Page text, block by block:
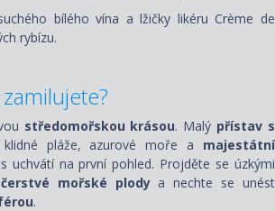
bílého vína a lžičky likéru Crème de
rybízu.
středomořskou krásou. Malý přístav s
pláže, azurové moře a majestátní
uchvátí na první pohled. Projděte se úzkými
čerstvé mořské plodya nechte se unést
.